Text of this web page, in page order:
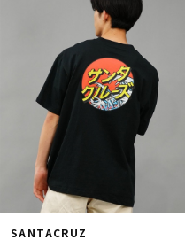
SANTACRUZ